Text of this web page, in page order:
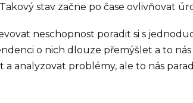
stav začne po čase ovlivňovat
neschopnost poradit si s
o nich dlouze přemýšlet a to
analyzovat problémy, ale to nás